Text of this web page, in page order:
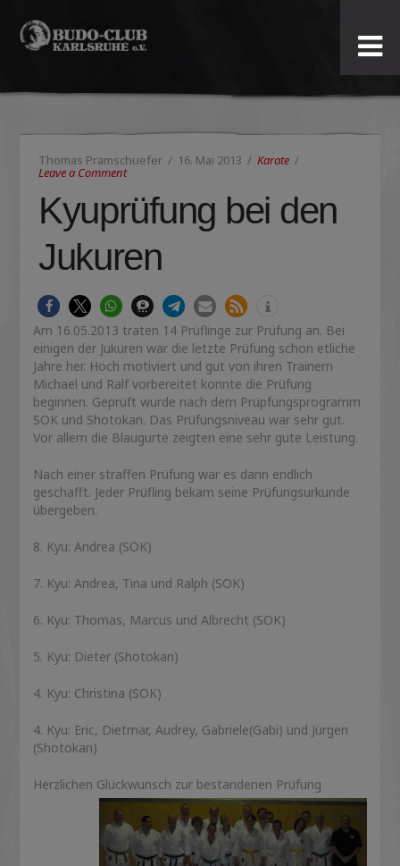
Budo-
Club
Karlsruhe
e.V.
Thomas Pramschuefer 16. Mai 2013 Karate
Leave a Comment
Kyuprüfung bei den
Jukuren
Am 16.05.2013 traten 14 Prüflinge zur Prüfung an. Bei
einigen der Jukuren war die letzte Prüfung schon etliche
Jahre her. Hoch motiviert und gut von ihren Trainern
Michael und Ralf vorbereitet konnte die Prüfung
beginnen. Geprüft wurde nach dem Prüpfungsprogramm
SOK und Shotokan. Das Prüfungsniveau war sehr gut.
Vor allem die Blaugurte zeigten eine sehr gute Leistung.
Nach einer straffen Prüfung war es dann endlich
geschafft. Jeder Prüfling bekam seine Prüfungsurkunde
übergeben.
8. Kyu: Andrea (SOK)
7. Kyu: Andrea, Tina und Ralph (SOK)
6. Kyu: Thomas, Marcus und Albrecht (SOK)
5. Kyu: Dieter (Shotokan)
4. Kyu: Christina (SOK)
4. Kyu: Eric, Dietmar, Audrey, Gabriele(Gabi) und Jürgen
(Shotokan)
Herzlichen Glückwunsch zur bestandenen Prüfung